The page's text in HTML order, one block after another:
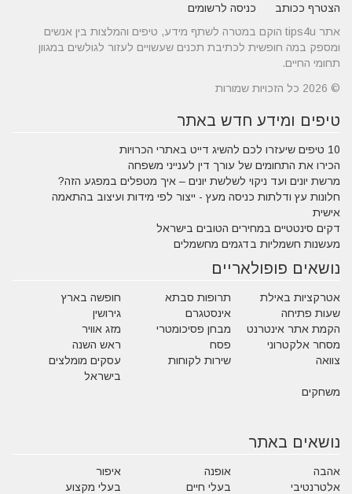
הצטרף ככותב
כניסה לרשומים
אתר tips4u הוקם במטרה לשתף מידע, טיפים והמלצות בין אנשים
ומספק במה חופשית לכתיבת תכנים שעשויים לעזור לגולשים במגוון
תחומי החיים.
© 2026 כל הזכויות שמורות
טיפים ומידע חדש באתר
10 טיפים שיעזרו לכם להשיג דייט באתרי הכרויות
הכירו את התחומים של עורך דין לענייני משפחה
מרשת יונים ועד ניקוי לשלשת יונים – איך מטפלים במפגע הזה?
חלונות עץ ודלתות כניסה מעץ - ייצור לפי מידות ועיצוב בהתאמה
אישית
דקים סינטטיים במחירים הטובים בישראל
מעשנות חשמליות בדגמים מחשמלים
נושאים פופולאריים
אטרקציות באילת תרופות סבתא
חופשה בארץ
שעות פתיחה
אינסטגרם
גירושין
הקמת אתר אינטרנט
מבחן פסיכומטרי
מזג אוויר
מסחר אלקטרוני
פסח
ראש השנה
צוואה
שירות לקוחות
עסקים מומלצים
בישראל
משחקים
נושאים באתר
אהבה אופנה
איפור
אלטרנטיבי
בעלי חיים בעלי מקצוע